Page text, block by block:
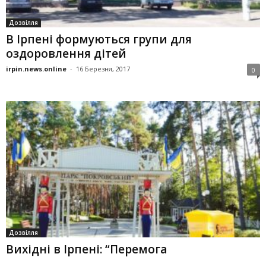
Дозвілля
В Ірпені формуються групи для
оздоровлення дітей
irpin.news.online - 16 Березня, 2017 0
Дозвілля
Вихідні в Ірпені: “Перемога